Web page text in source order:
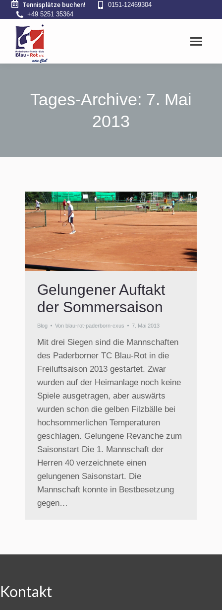
Tennisplätze buchen!
0151-12469304
+49 5251 35364
Tages-Archive: 7. Mai
2013
Gelungener Auftakt
der Sommersaison
Blog Von blau-rot-paderborn-cxus 7. Mai 2013
Mit drei Siegen sind die Mannschaften
des Paderborner TC Blau-Rot in die
Freiluftsaison 2013 gestartet. Zwar
wurden auf der Heimanlage noch keine
Spiele ausgetragen, aber auswärts
wurden schon die gelben Filzbälle bei
hochsommerlichen Temperaturen
geschlagen. Gelungene Revanche zum
Saisonstart Die 1. Mannschaft der
Herren 40 verzeichnete einen
gelungenen Saisonstart. Die
Mannschaft konnte in Bestbesetzung
gegen…
Kontakt